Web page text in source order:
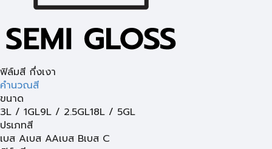
ฟิล์มสี กึ่งเงา
คำนวณสี
ขนาด
3L / 1GL9L / 2.5GL18L / 5GL
ปรเภทสี
เบส Aเบส AAเบส Bเบส C